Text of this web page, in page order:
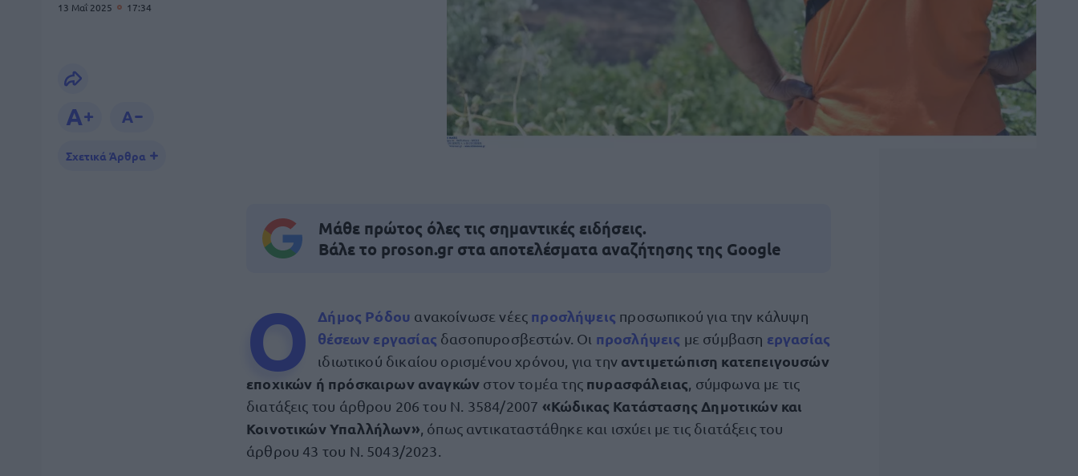
13 Μαΐ 2025 17:34
Σχετικά Άρθρα
Μάθε πρώτος όλες τις σημαντικές ειδήσεις.
Βάλε το proson.gr στα αποτελέσματα αναζήτησης της Google
Ο Δήμος Ρόδου ανακοίνωσε νέες προσλήψεις προσωπικού για την κάλυψη
θέσεων εργασίας δασοπυροσβεστών. Οι προσλήψεις με σύμβαση εργασίας
ιδιωτικού δικαίου ορισμένου χρόνου, για την αντιμετώπιση κατεπειγουσών
εποχικών ή πρόσκαιρων αναγκών στον τομέα της πυρασφάλειας , σύμφωνα με τις
διατάξεις του άρθρου 206 του Ν. 3584/2007 «Κώδικας Κατάστασης Δημοτικών και
Κοινοτικών Υπαλλήλων» , όπως αντικαταστάθηκε και ισχύει με τις διατάξεις του
άρθρου 43 του Ν. 5043/2023.